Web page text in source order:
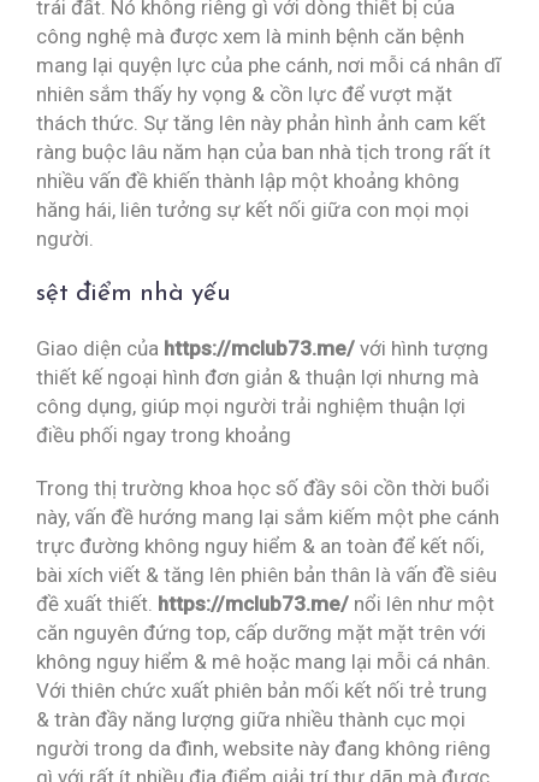
trái đất. Nó không riêng gì với dòng thiết bị của
công nghệ mà được xem là minh bệnh căn bệnh
mang lại quyện lực của phe cánh, nơi mỗi cá nhân dĩ
nhiên sắm thấy hy vọng & cồn lực để vượt mặt
thách thức. Sự tăng lên này phản hình ảnh cam kết
ràng buộc lâu năm hạn của ban nhà tịch trong rất ít
nhiều vấn đề khiến thành lập một khoảng không
hăng hái, liên tưởng sự kết nối giữa con mọi mọi
người.
sệt điểm nhà yếu
Giao diện của https://mclub73.me/ với hình tượng
thiết kế ngoại hình đơn giản & thuận lợi nhưng mà
công dụng, giúp mọi người trải nghiệm thuận lợi
điều phối ngay trong khoảng
Trong thị trường khoa học số đầy sôi cồn thời buổi
này, vấn đề hướng mang lại sắm kiếm một phe cánh
trực đường không nguy hiểm & an toàn để kết nối,
bài xích viết & tăng lên phiên bản thân là vấn đề siêu
đề xuất thiết. https://mclub73.me/ nổi lên như một
căn nguyên đứng top, cấp dưỡng mặt mặt trên với
không nguy hiểm & mê hoặc mang lại mỗi cá nhân.
Với thiên chức xuất phiên bản mối kết nối trẻ trung
& tràn đầy năng lượng giữa nhiều thành cục mọi
người trong da đình, website này đang không riêng
gì với rất ít nhiều địa điểm giải trí thư dãn mà được